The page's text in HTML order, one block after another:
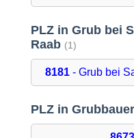
PLZ in Grub bei
Raab (1)
8181- Grub bei
PLZ in Grubbauer